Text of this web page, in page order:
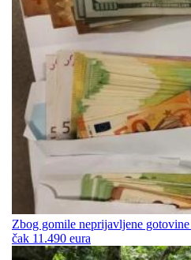
Zbog gomile neprijavljene
čak 11.490 eura